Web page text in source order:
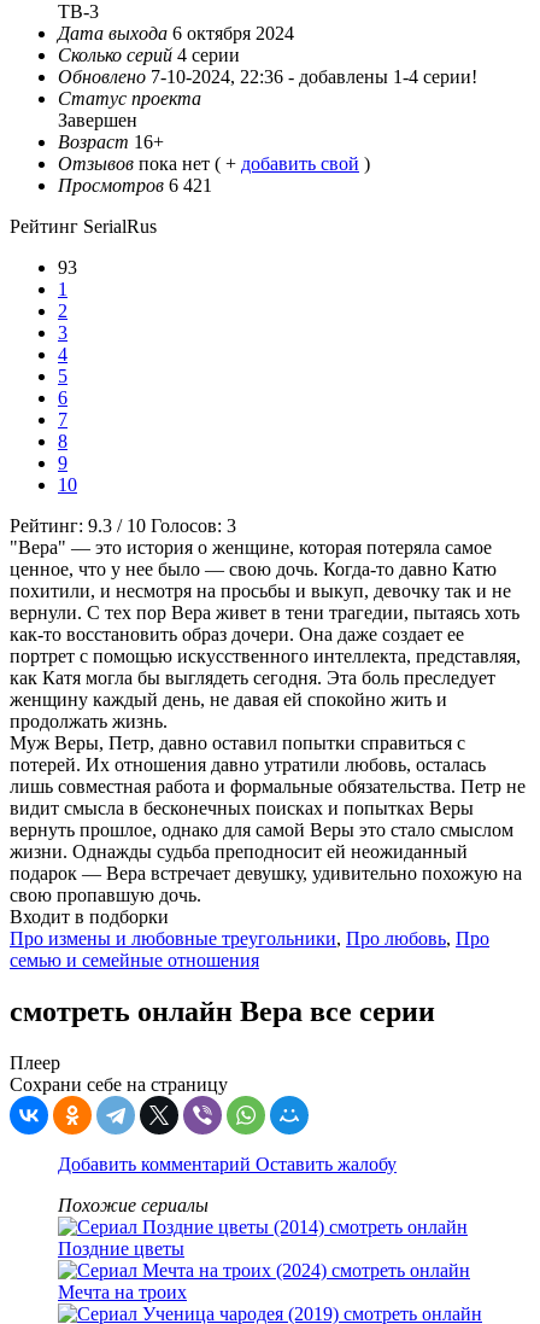
ТВ-3
Дата выхода 6 октября 2024
Сколько серий 4 серии
Обновлено 7-10-2024, 22:36 - добавлены 1-4 серии!
Статус проекта
Завершен
Возраст 16+
Отзывов пока нет ( + добавить свой )
Просмотров 6 421
Рейтинг SerialRus
93
1
2
3
4
5
6
7
8
9
10
Рейтинг: 9.3 / 10 Голосов: 3
"Вера" — это история о женщине, которая потеряла самое
ценное, что у нее было — свою дочь. Когда-то давно Катю
похитили, и несмотря на просьбы и выкуп, девочку так и не
вернули. С тех пор Вера живет в тени трагедии, пытаясь хоть
как-то восстановить образ дочери. Она даже создает ее
портрет с помощью искусственного интеллекта, представляя,
как Катя могла бы выглядеть сегодня. Эта боль преследует
женщину каждый день, не давая ей спокойно жить и
продолжать жизнь.
Муж Веры, Петр, давно оставил попытки справиться с
потерей. Их отношения давно утратили любовь, осталась
лишь совместная работа и формальные обязательства. Петр не
видит смысла в бесконечных поисках и попытках Веры
вернуть прошлое, однако для самой Веры это стало смыслом
жизни. Однажды судьба преподносит ей неожиданный
подарок — Вера встречает девушку, удивительно похожую на
свою пропавшую дочь.
Входит в подборки
Про измены и любовные треугольники, Про любовь, Про
семью и семейные отношения
смотреть онлайн Вера все серии
Плеер
Сохрани себе на страницу
Добавить комментарий Оставить жалобу
Похожие сериалы
Поздние цветы
Мечта на троих